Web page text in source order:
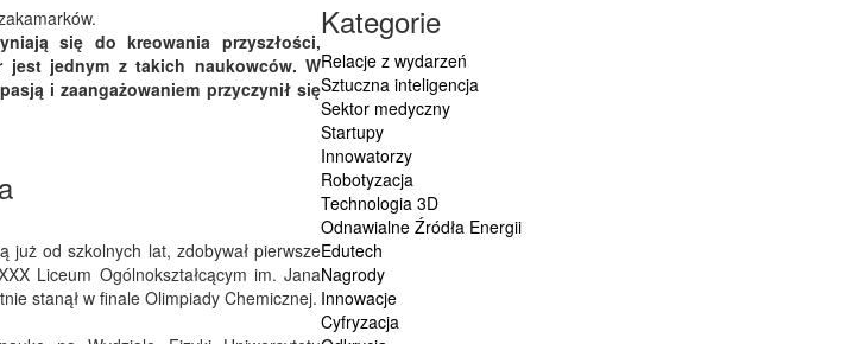
się do kreowania przyszłości,
jest jednym z takich naukowców. W
i zaangażowaniem przyczynił się
już od szkolnych lat, zdobywał pierwsze
Liceum Ogólnokształcącym im. Jana
stanął w finale Olimpiady Chemicznej.
Kategorie
Relacje z wydarzeń
Sztuczna inteligencja
Sektor medyczny
Startupy
Innowatorzy
Robotyzacja
Technologia 3D
Odnawialne Źródła Energii
Edutech
Nagrody
Innowacje
Cyfryzacja